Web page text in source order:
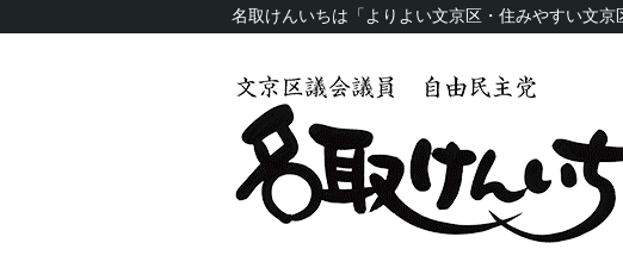
名取けんいちは「よりよい文京区・住みやすい文